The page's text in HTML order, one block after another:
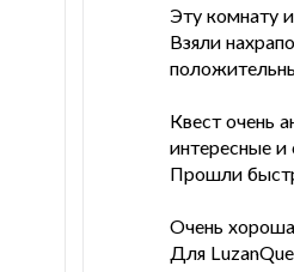
Эту комнату
Взяли
Квест очень
интересные и
Прошли
Очень
Для